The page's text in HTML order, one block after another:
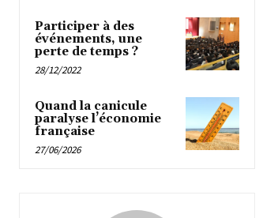
Participer à des
événements, une
perte de temps ?
28/12/2022
Quand la canicule
paralyse l’économie
française
27/06/2026